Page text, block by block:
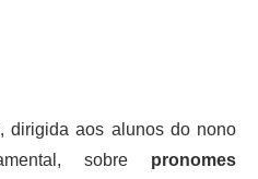
aos alunos do nono
sobre pronomes